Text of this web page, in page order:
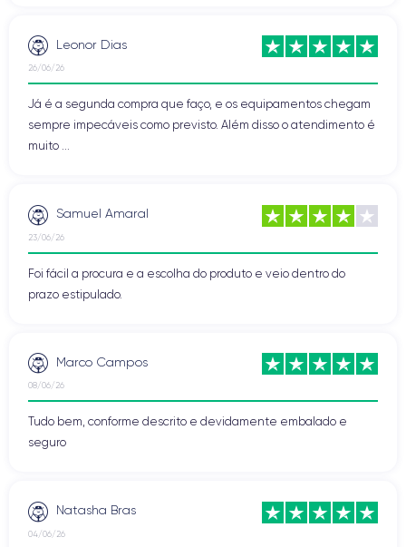
Leonor Dias
26/06/26
Já é a segunda compra que faço, e os equipamentos chegam
sempre impecáveis como previsto. Além disso o atendimento é
muito ...
Samuel Amaral
23/06/26
Foi fácil a procura e a escolha do produto e veio dentro do
prazo estipulado.
Marco Campos
08/06/26
Tudo bem, conforme descrito e devidamente embalado e
seguro
Natasha Bras
04/06/26